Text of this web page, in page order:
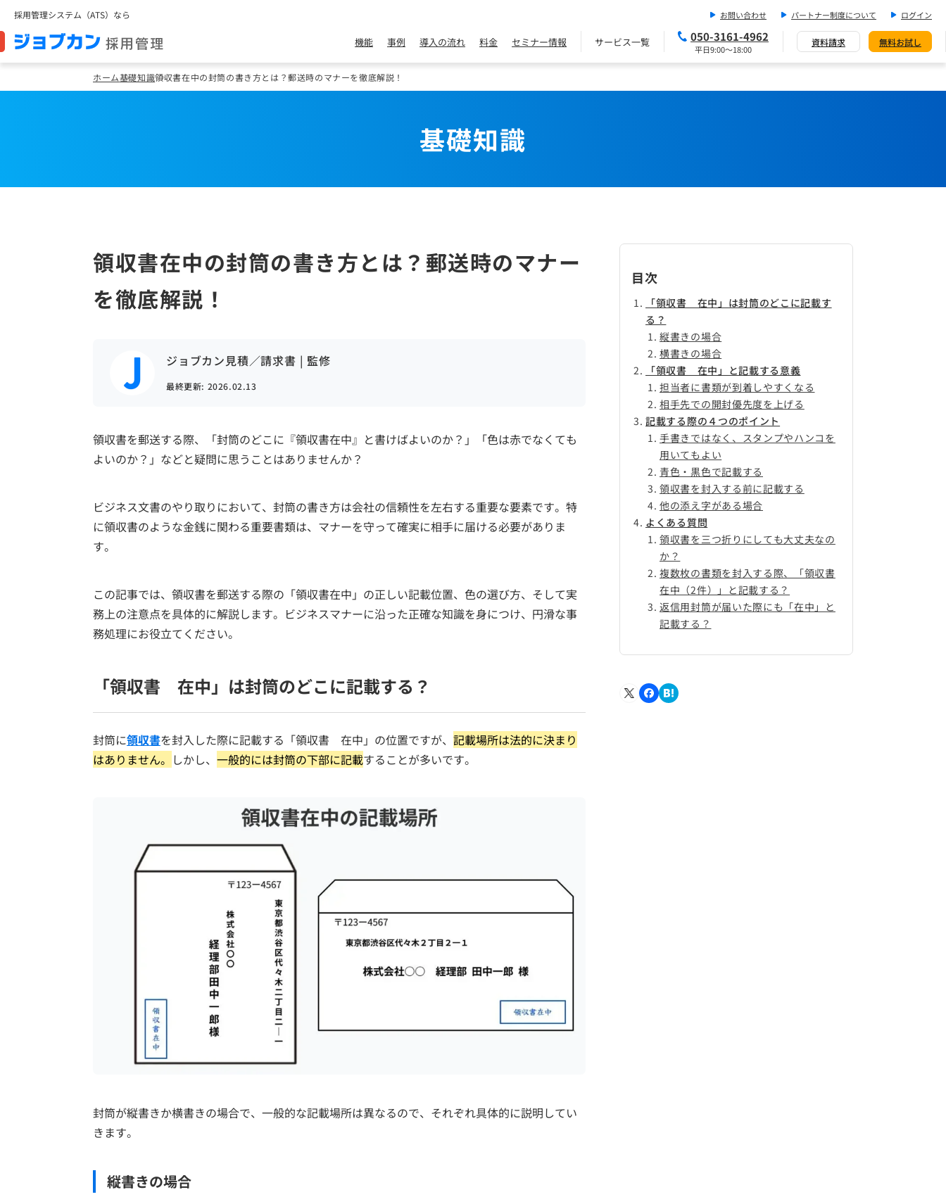
採用管理システム（ATS）なら お問い合わせ パートナー制度について ログイン
機能 事例 導入の流れ 料金 セミナー情報 サービス一覧 050-3161-4962
平日9:00～18:00
資料請求 無料お試し
ホーム基礎知識領収書在中の封筒の書き方とは？郵送時のマナーを徹底解説！
基礎知識
領収書在中の封筒の書き方とは？郵送時のマナー
を徹底解説！
ジョブカン見積／請求書 | 監修
最終更新: 2026.02.13
領収書を郵送する際、「封筒のどこに『領収書在中』と書けばよいのか？」「色は赤でなくても
よいのか？」などと疑問に思うことはありませんか？
ビジネス文書のやり取りにおいて、封筒の書き方は会社の信頼性を左右する重要な要素です。特
に領収書のような金銭に関わる重要書類は、マナーを守って確実に相手に届ける必要がありま
す。
この記事では、領収書を郵送する際の「領収書在中」の正しい記載位置、色の選び方、そして実
務上の注意点を具体的に解説します。ビジネスマナーに沿った正確な知識を身につけ、円滑な事
務処理にお役立てください。
「領収書 在中」は封筒のどこに記載する？
封筒に領収書を封入した際に記載する「領収書 在中」の位置ですが、 記載場所は法的に決まり
はありません。 しかし、 一般的には封筒の下部に記載することが多いです。
封筒が縦書きか横書きの場合で、一般的な記載場所は異なるので、それぞれ具体的に説明してい
きます。
縦書きの場合
目次
「領収書 在中」は封筒のどこに記載す
る？
縦書きの場合
横書きの場合
「領収書 在中」と記載する意義
担当者に書類が到着しやすくなる
相手先での開封優先度を上げる
記載する際の４つのポイント
手書きではなく、スタンプやハンコを
用いてもよい
青色・黒色で記載する
領収書を封入する前に記載する
他の添え字がある場合
よくある質問
領収書を三つ折りにしても大丈夫なの
か？
複数枚の書類を封入する際、「領収書
在中（2件）」と記載する？
返信用封筒が届いた際にも「在中」と
記載する？